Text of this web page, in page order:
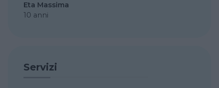
Eta Massima
10 anni
Servizi